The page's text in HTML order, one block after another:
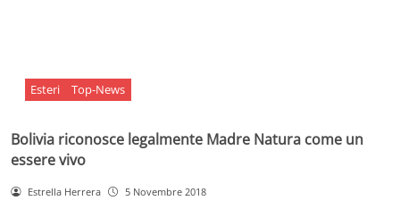
Esteri Top-News
Bolivia riconosce legalmente Madre Natura come un
essere vivo
Estrella Herrera 5 Novembre 2018